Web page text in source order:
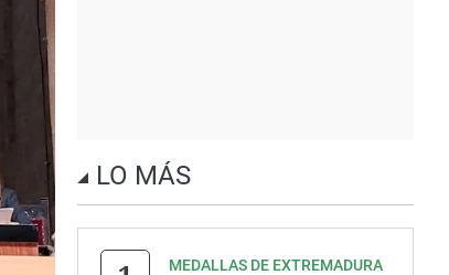
LO MÁS
MEDALLAS DE EXTREMADURA